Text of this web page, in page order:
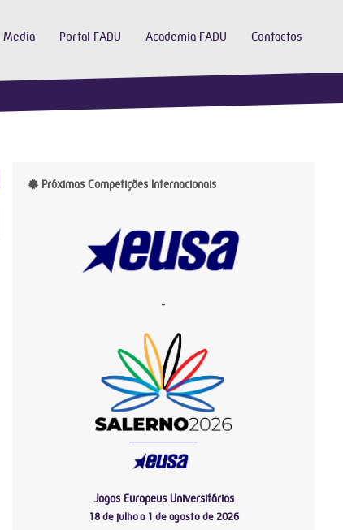
Media Portal FADU Academia FADU Contactos
Próximas Competições Internacionais
-
Jogos Europeus Universitários
18 de julho a 1 de agosto de 2026